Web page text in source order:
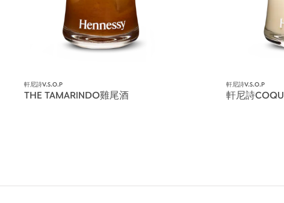
軒尼詩V.S.O.P
THE TAMARINDO雞尾酒
軒尼詩V.S.O.P
軒尼詩